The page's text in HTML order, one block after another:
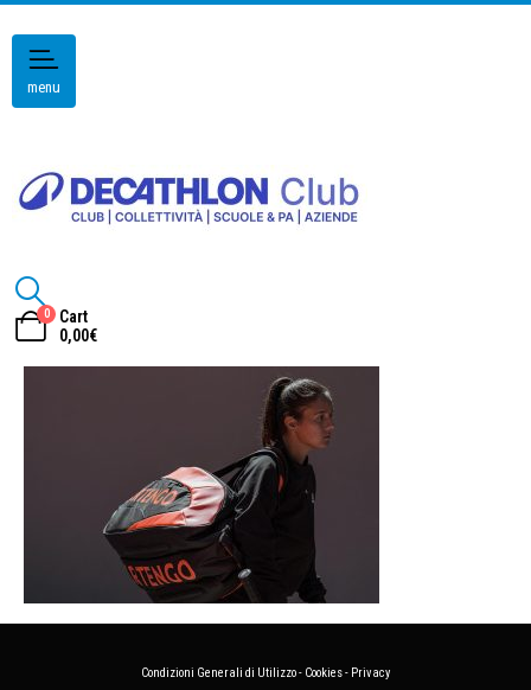
menu
0
Cart
0,00€
Condizioni Generali di Utilizzo- Cookies- Privacy